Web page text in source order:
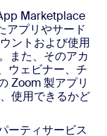
Marketplace
アプリやサード
ントおよび使用
また、そのアカ
ウェビナー、チ
Zoom 製アプリ
使用できるかど
ーティサービス